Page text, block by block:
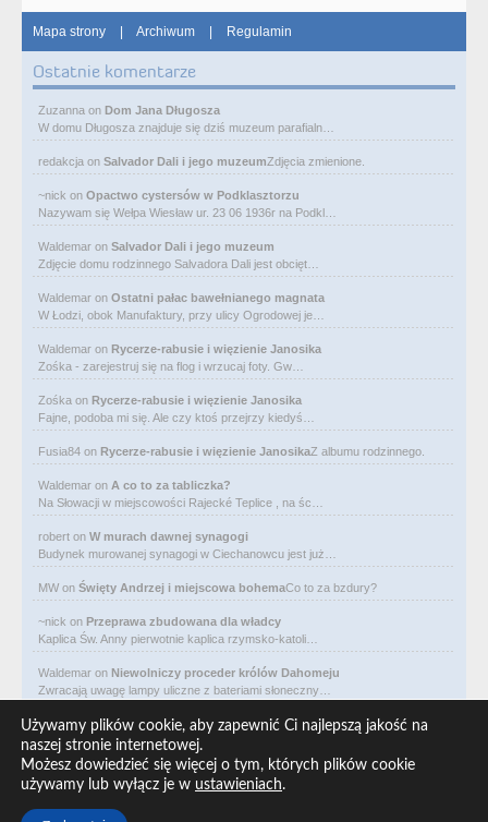
Mapa strony | Archiwum | Regulamin
Ostatnie komentarze
Zuzanna on Dom Jana Długosza
W domu Długosza znajduje się dziś muzeum parafialn…
redakcja on Salvador Dali i jego muzeumZdjęcia zmienione.
~nick on Opactwo cystersów w Podklasztorzu
Nazywam się Wełpa Wiesław ur. 23 06 1936r na Podkl…
Waldemar on Salvador Dali i jego muzeum
Zdjęcie domu rodzinnego Salvadora Dali jest obcięt…
Waldemar on Ostatni pałac bawełnianego magnata
W Łodzi, obok Manufaktury, przy ulicy Ogrodowej je…
Waldemar on Rycerze-rabusie i więzienie Janosika
Zośka - zarejestruj się na flog i wrzucaj foty. Gw…
Zośka on Rycerze-rabusie i więzienie Janosika
Fajne, podoba mi się. Ale czy ktoś przejrzy kiedyś…
Fusia84 on Rycerze-rabusie i więzienie JanosikaZ albumu rodzinnego.
Waldemar on A co to za tabliczka?
Na Słowacji w miejscowości Rajecké Teplice , na śc…
robert on W murach dawnej synagogi
Budynek murowanej synagogi w Ciechanowcu jest już…
MW on Święty Andrzej i miejscowa bohemaCo to za bzdury?
~nick on Przeprawa zbudowana dla władcy
Kaplica Św. Anny pierwotnie kaplica rzymsko-katoli…
Waldemar on Niewolniczy proceder królów Dahomeju
Zwracają uwagę lampy uliczne z bateriami słoneczny…
Waldemar on Adam Asnyk. Poeta z mojego miasta
CIEKAWOSTKA że pod banderą Malty pływa statek m/v…
Waldemar on
Historia na Wawelskim Wzgórzu
Michał Bogoria Skotnicki (1775–1808). Portret Mich…
Używamy plików cookie, aby zapewnić Ci najlepszą jakość na
naszej stronie internetowej.
Możesz dowiedzieć się więcej o tym, których plików cookie
używamy lub wyłącz je w ustawieniach.